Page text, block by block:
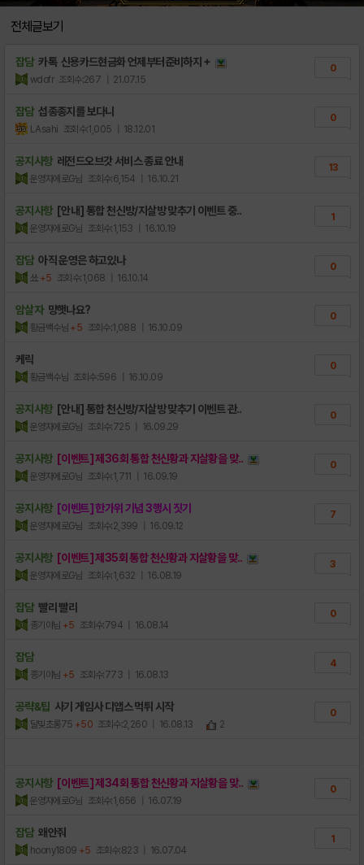
전체글보기
잡담 카톡 신용카드현금화 언제부터준비하지＋
wdofr 조회수:267 | 21.07.15
0
잡담 섭종종지를 보다니
LAsahi 조회수:1,005 | 18.12.01
0
공지사항 레전드오브갓 서비스 종료 안내
운영자에로G님 조회수:6,154 | 16.10.21
13
공지사항 [안내] 통합 천신방/지살방 맞추기 이벤트 중..
운영자에로G님 조회수:1,153 | 16.10.19
1
잡담 아직 운영은 하고있나
쑈 +5 조회수:1,068 | 16.10.14
0
암살자 망햇나요?
황금백수님 +5 조회수:1,088 | 16.10.09
0
케릭
황금백수님 조회수:596 | 16.10.09
0
공지사항 [안내] 통합 천신방/지살방 맞추기 이벤트 관..
운영자에로G님 조회수:725 | 16.09.29
0
공지사항 [이벤트] 제36회 통합 천신황과 지살황을 맞..
운영자에로G님 조회수:1,711 | 16.09.19
0
공지사항 [이벤트] 한가위 기념 3행시 짓기
운영자에로G님 조회수:2,399 | 16.09.12
7
공지사항 [이벤트] 제35회 통합 천신황과 지살황을 맞..
운영자에로G님 조회수:1,632 | 16.08.19
3
잡담 빨리 빨리
종기야님 +5 조회수:794 | 16.08.14
0
잡담
종기야님 +5 조회수:773 | 16.08.13
4
공략&팁 사기 게임사 디앱스 먹튀 시작
달빛초롱75 +50 조회수:2,260 | 16.08.13 2
0
공지사항 [이벤트] 제34회 통합 천신황과 지살황을 맞..
운영자에로G님 조회수:1,656 | 16.07.19
0
잡담 왜안줘
hoony1809 +5 조회수:823 | 16.07.04
1